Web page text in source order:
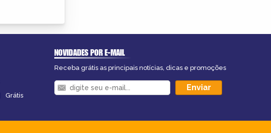
Grátis
NOVIDADES POR E-MAIL
Receba grátis as principais notícias, dicas e promoções